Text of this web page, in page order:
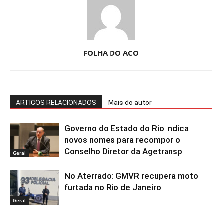
FOLHA DO ACO
ARTIGOS RELACIONADOS Mais do autor
Geral
Governo do Estado do Rio indica
novos nomes para recompor o
Conselho Diretor da Agetransp
Geral
No Aterrado: GMVR recupera moto
furtada no Rio de Janeiro